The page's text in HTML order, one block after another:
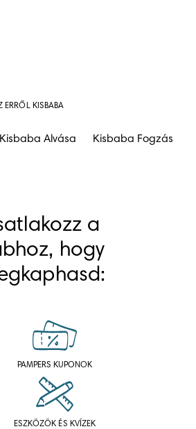
ERRŐL KISBABA
Alvása Kisbaba Fogzás
a
hogy
PAMPERS KUPONOK
ESZKÖZÖK ÉS KVÍZEK